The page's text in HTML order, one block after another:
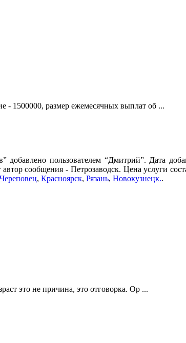
- 1500000, размер ежемесячных выплат об ...
добавлено пользователем “Дмитрий”. Дата
сообщения - Петрозаводск. Цена услуги
Череповец, Красноярск, Рязань, Новокузнецк..
это не причина, это отговорка. Ор ...